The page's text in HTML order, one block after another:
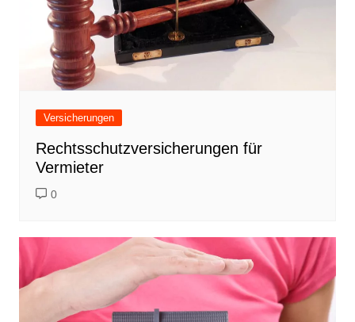
Versicherungen
Rechtsschutzversicherungen für
Vermieter
0